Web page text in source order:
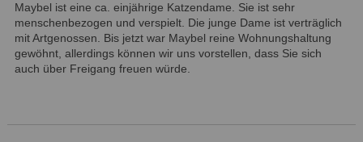
Maybel ist eine ca. einjährige Katzendame. Sie ist sehr
menschenbezogen und verspielt. Die junge Dame ist verträglich
mit Artgenossen. Bis jetzt war Maybel reine Wohnungshaltung
gewöhnt, allerdings können wir uns vorstellen, dass Sie sich
auch über Freigang freuen würde.